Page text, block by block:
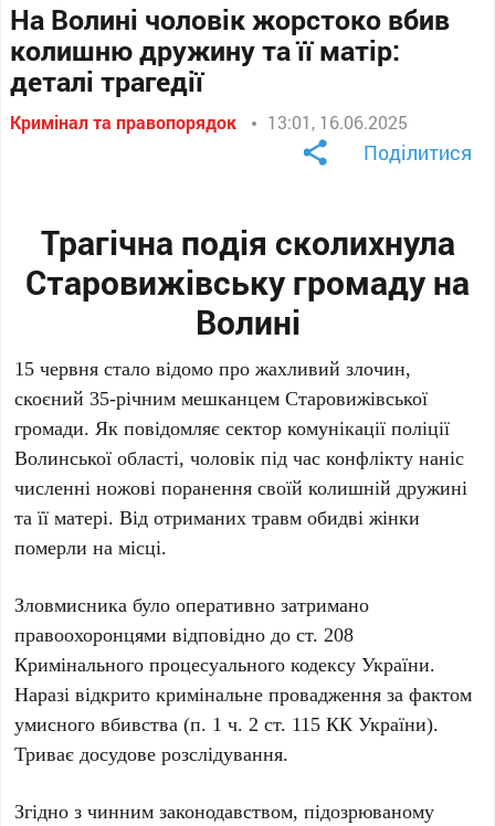
На Волині чоловік жорстоко вбив
колишню дружину та її матір:
деталі трагедії
Кримінал та правопорядок 13:01, 16.06.2025
Поділитися
Трагічна подія сколихнула
Старовижівську громаду на
Волині
15 червня стало відомо про жахливий злочин,
скоєний 35-річним мешканцем Старовижівської
громади. Як повідомляє сектор комунікації поліції
Волинської області, чоловік під час конфлікту наніс
численні ножові поранення своїй колишній дружині
та її матері. Від отриманих травм обидві жінки
померли на місці.
Зловмисника було оперативно затримано
правоохоронцями відповідно до ст. 208
Кримінального процесуального кодексу України.
Наразі відкрито кримінальне провадження за фактом
умисного вбивства (п. 1 ч. 2 ст. 115 КК України).
Триває досудове розслідування.
Згідно з чинним законодавством, підозрюваному